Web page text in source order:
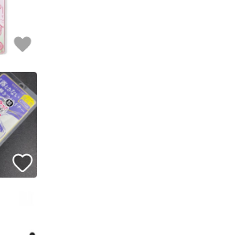
他フリマサービスでの取引実績があります
証しているものではありません
高頻度で24時間以内＆設定した発送日数内に発送してい
高頻度で24時間以内に発送しています
ページへ
ャンセル